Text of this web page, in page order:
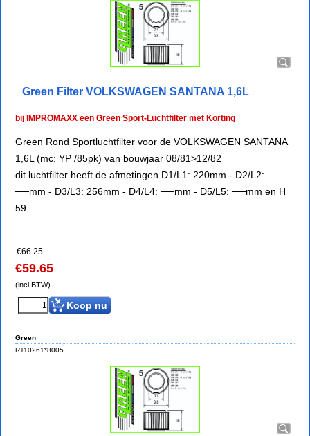
Green Filter VOLKSWAGEN SANTANA 1,6L
bij IMPROMAXX een Green Sport-Luchtfilter met Korting
Green Rond Sportluchtfilter voor de VOLKSWAGEN SANTANA
1,6L (mc: YP /85pk) van bouwjaar 08/81>12/82
dit luchtfilter heeft de afmetingen D1/L1: 220mm - D2/L2:
──mm - D3/L3: 256mm - D4/L4: ──mm - D5/L5: ──mm en H=
59
€66.25
€59.65
(incl BTW)
Koop nu
Green
R110261*8005